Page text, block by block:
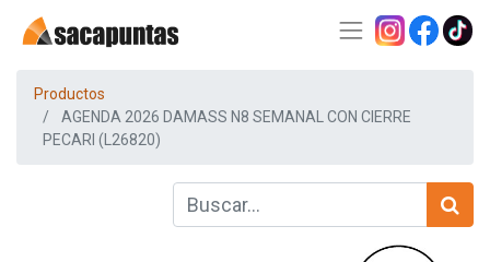
Productos
AGENDA 2026 DAMASS N8 SEMANAL CON CIERRE
PECARI (L26820)